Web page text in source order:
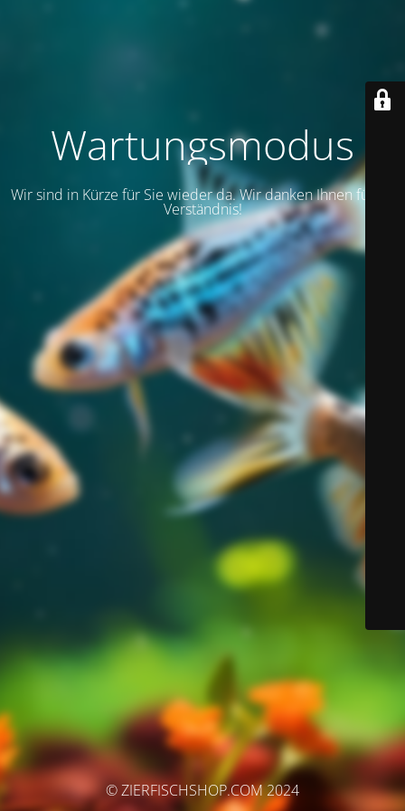
Wartungsmodus
Wir sind in Kürze für Sie wieder da. Wir danken Ihnen für Ihr
Verständnis!
© ZIERFISCHSHOP.COM 2024